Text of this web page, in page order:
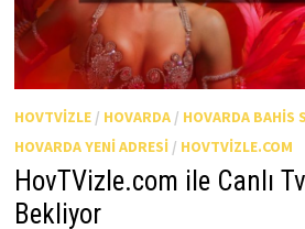
HOVTVIZLE/ HOVARDA/ HOVARDA BAHIS
HOVARDA YENI ADRESI/ HOVTVIZLE.COM
HovTVizle.com ile Canlı
Bekliyor